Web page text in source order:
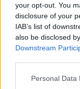
your opt-out. You
disclosure of your
IAB’s list of
also be disclosed
Downstream
Please note that
Personal Data
Šodien centies